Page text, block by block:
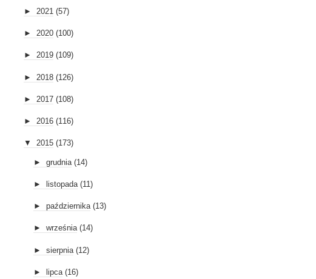
► 2021 (57)
► 2020 (100)
► 2019 (109)
► 2018 (126)
► 2017 (108)
► 2016 (116)
▼ 2015 (173)
► grudnia (14)
► listopada (11)
► października (13)
► września (14)
► sierpnia (12)
► lipca (16)